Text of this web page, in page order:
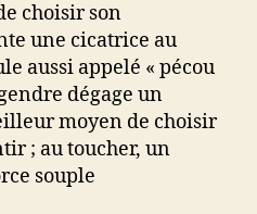
choisir son
une cicatrice au
aussi appelé « pécou
dégage un
moyen de choisir
; au toucher, un
souple